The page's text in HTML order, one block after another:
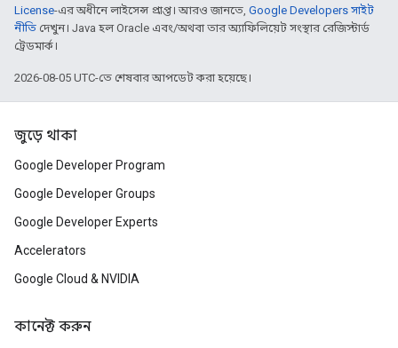
License-এর অধীনে লাইসেন্স প্রাপ্ত। আরও জানতে, Google Developers সাইট
নীতি দেখুন। Java হল Oracle এবং/অথবা তার অ্যাফিলিয়েট সংস্থার রেজিস্টার্ড
ট্রেডমার্ক।
2026-08-05 UTC-তে শেষবার আপডেট করা হয়েছে।
জুড়ে থাকা
Google Developer Program
Google Developer Groups
Google Developer Experts
Accelerators
Google Cloud & NVIDIA
কানেক্ট করুন